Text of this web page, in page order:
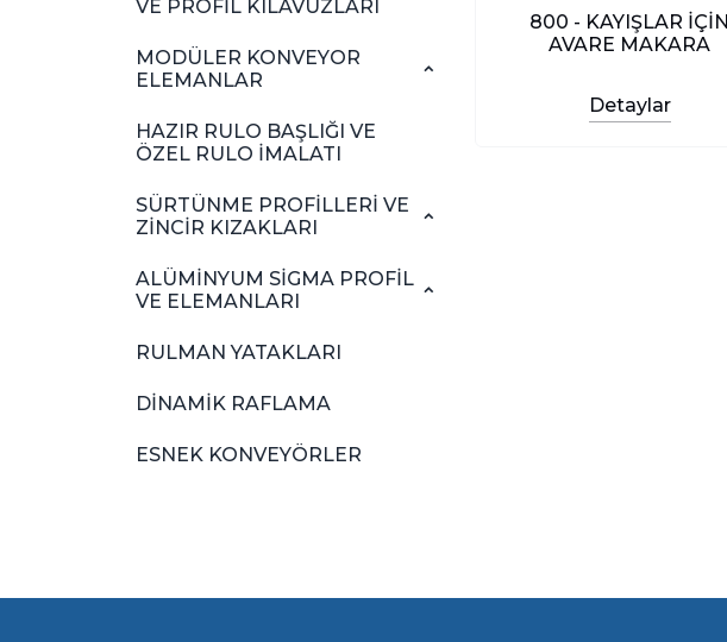
VE PROFİL KILAVUZLARI
MODÜLER KONVEYOR
ELEMANLAR
HAZIR RULO BAŞLIĞI VE
ÖZEL RULO İMALATI
SÜRTÜNME PROFİLLERİ VE
ZİNCİR KIZAKLARI
ALÜMİNYUM SİGMA PROFİL
VE ELEMANLARI
RULMAN YATAKLARI
DİNAMİK RAFLAMA
ESNEK KONVEYÖRLER
800 - KAYIŞLAR İÇİN
AVARE MAKARA
Detaylar